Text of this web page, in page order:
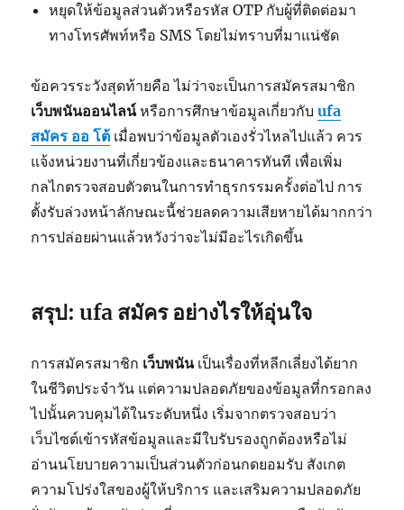
หยุดให้ข้อมูลส่วนตัวหรือรหัส OTP กับผู้ที่ติดต่อมา
ทางโทรศัพท์หรือ SMS โดยไม่ทราบที่มาแน่ชัด
ข้อควรระวังสุดท้ายคือ ไม่ว่าจะเป็นการสมัครสมาชิก
เว็บพนันออนไลน์หรือการศึกษาข้อมูลเกี่ยวกับufa
สมัคร ออ โต้ เมื่อพบว่าข้อมูลตัวเองรั่วไหลไปแล้ว ควร
แจ้งหน่วยงานที่เกี่ยวข้องและธนาคารทันที เพื่อเพิ่ม
กลไกตรวจสอบตัวตนในการทำธุรกรรมครั้งต่อไป การ
ตั้งรับล่วงหน้าลักษณะนี้ช่วยลดความเสียหายได้มากกว่า
การปล่อยผ่านแล้วหวังว่าจะไม่มีอะไรเกิดขึ้น
สรุป:ufa สมัครอย่างไรให้อุ่นใจ
การสมัครสมาชิก เว็บพนันเป็นเรื่องที่หลีกเลี่ยงได้ยาก
ในชีวิตประจำวัน แต่ความปลอดภัยของข้อมูลที่กรอกลง
ไปนั้นควบคุมได้ในระดับหนึ่ง เริ่มจากตรวจสอบว่า
เว็บไซต์เข้ารหัสข้อมูลและมีใบรับรองถูกต้องหรือไม่
อ่านนโยบายความเป็นส่วนตัวก่อนกดยอมรับ สังเกต
ความโปร่งใสของผู้ให้บริการ และเสริมความปลอดภัย